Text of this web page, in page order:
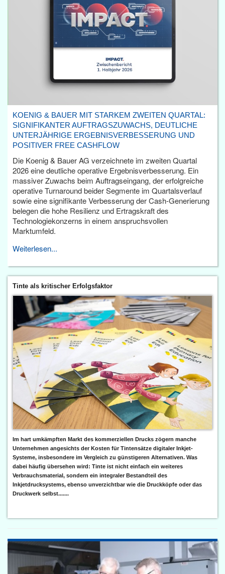
KOENIG & BAUER MIT STARKEM ZWEITEN QUARTAL:
SIGNIFIKANTER AUFTRAGSZUWACHS, DEUTLICHE
UNTERJÄHRIGE ERGEBNISVERBESSERUNG UND
POSITIVER FREE CASHFLOW
Die Koenig & Bauer AG verzeichnete im zweiten Quartal
2026 eine deutliche operative Ergebnisverbesserung. Ein
massiver Zuwachs beim Auftragseingang, der erfolgreiche
operative Turnaround beider Segmente im Quartalsverlauf
sowie eine signifikante Verbesserung der Cash-Generierung
belegen die hohe Resilienz und Ertragskraft des
Technologiekonzerns in einem anspruchsvollen
Marktumfeld.
Weiterlesen...
Tinte als kritischer Erfolgsfaktor
Im hart umkämpften Markt des kommerziellen Drucks zögern manche
Unternehmen angesichts der Kosten für Tintensätze digitaler Inkjet-
Systeme, insbesondere im Vergleich zu günstigeren Alternativen. Was
dabei häufig übersehen wird: Tinte ist nicht einfach ein weiteres
Verbrauchsmaterial, sondern ein integraler Bestandteil des
Inkjetdrucksystems, ebenso unverzichtbar wie die Druckköpfe oder das
Druckwerk selbst.......